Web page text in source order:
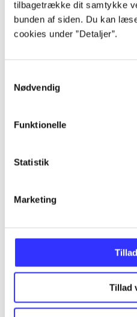
tilbagetrække dit samtykke
bunden af siden. Du kan
cookies under ”Detaljer”.
Nødvendig
Funktionelle
Statistik
Marketing
Tillad
...
Minder om